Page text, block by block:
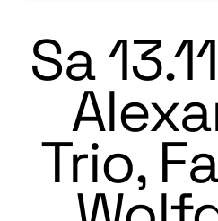
Sa
Trio,